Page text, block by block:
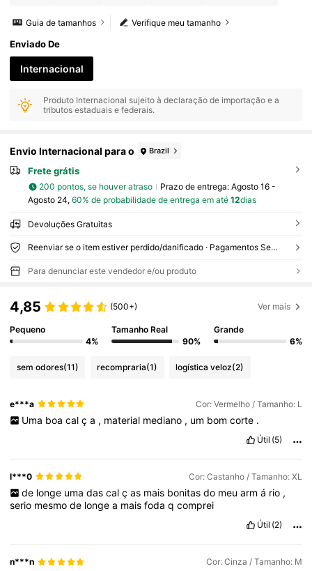
Verifique meu tamanho
Guia de tamanhos
Enviado De
Internacional
Produto Internacional sujeito à declaração de importação e a
tributos estaduais e federais.
Envio Internacional para o Brazil
Frete grátis
200 pontos, se houver atraso Prazo de entrega: Agosto 16 -
Agosto 24, 60% de probabilidade de entrega em até 12dias
Devoluções Gratuitas
Reenviar se o item estiver perdido/danificado · Pagamentos Seguros · Proteção de privacidade
Para denunciar este vendedor e/ou produto
4,85 (500+) Ver mais
Pequeno
4%
Tamanho Real
90%
Grande
6%
sem odores(11) recompraria(1) logística veloz(2)
e***a Cor: Vermelho / Tamanho: L
Uma boa cal ç a , material mediano , um bom corte .
Útil (5)
l***0 Cor: Castanho / Tamanho: XL
de longe uma das cal ç as mais bonitas do meu arm á rio ,
serio mesmode longea maisfodaqcomprei
Útil (2)
n***n Cor: Cinza / Tamanho: M